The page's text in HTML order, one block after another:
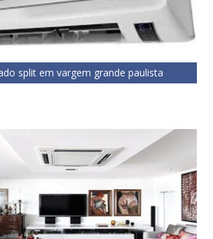
split em vargem grande paulista